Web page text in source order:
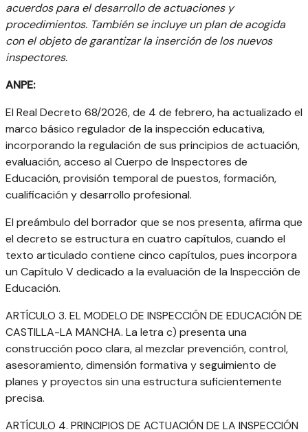
acuerdos para el desarrollo de actuaciones y
procedimientos. También se incluye un plan de acogida
con el objeto de garantizar la inserción de los nuevos
inspectores.
ANPE:
El Real Decreto 68/2026, de 4 de febrero, ha actualizado el
marco básico regulador de la inspección educativa,
incorporando la regulación de sus principios de actuación,
evaluación, acceso al Cuerpo de Inspectores de
Educación, provisión temporal de puestos, formación,
cualificación y desarrollo profesional.
El preámbulo del borrador que se nos presenta, afirma que
el decreto se estructura en cuatro capítulos, cuando el
texto articulado contiene cinco capítulos, pues incorpora
un Capítulo V dedicado a la evaluación de la Inspección de
Educación.
ARTÍCULO 3. EL MODELO DE INSPECCIÓN DE EDUCACIÓN DE
CASTILLA-LA MANCHA. La letra c) presenta una
construcción poco clara, al mezclar prevención, control,
asesoramiento, dimensión formativa y seguimiento de
planes y proyectos sin una estructura suficientemente
precisa.
ARTÍCULO 4. PRINCIPIOS DE ACTUACIÓN DE LA INSPECCIÓN